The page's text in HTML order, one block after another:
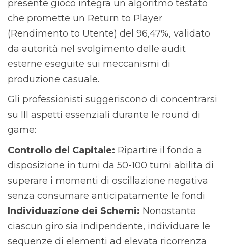
presente gioco integra un algoritmo testato
che promette un Return to Player
(Rendimento to Utente) del 96,47%, validato
da autorità nel svolgimento delle audit
esterne eseguite sui meccanismi di
produzione casuale.
Gli professionisti suggeriscono di concentrarsi
su III aspetti essenziali durante le round di
game:
Controllo del Capitale: Ripartire il fondo a
disposizione in turni da 50-100 turni abilita di
superare i momenti di oscillazione negativa
senza consumare anticipatamente le fondi
Individuazione dei Schemi: Nonostante
ciascun giro sia indipendente, individuare le
sequenze di elementi ad elevata ricorrenza